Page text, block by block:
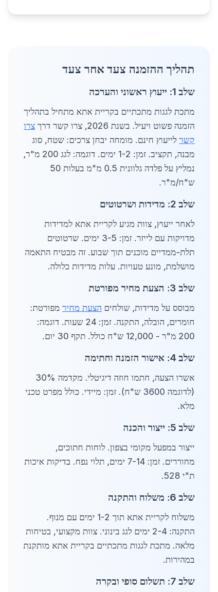
תהליך ההזמנה צעד אחר צעד
שלב 1: ייעוץ ראשוני והערכה
מתכת לגגות מתכתיים בקריית אתא מתחיל בתהליך
הזמנה פשוט ויעיל. בשנת 2026, צרו קשר דרך
צרו
קשר לייעוץ חינם. מומחה יבחן צרכים: שטח, סוג
מבנה, תקציב. זמן: 1-2 ימים. דוגמה: לגג 200 מ"ר,
נמליץ על פלדה גלוונית 0.5 מ"מ בעלות 50
ש"ח/מ"ר.
שלב 2: מדידות ושרטוטים
לאחר ייעוץ, צוות מגיע לקריית אתא למדידות
מדויקות עם לייזר. זמן: 3-5 ימים. שרטוטים
תלת-ממדיים מוכנים תוך שבוע. זה מבטיח התאמה
מושלמת, מונע טעויות. עלות מדידות כלולה.
שלב 3: הצעת מחיר מפורטת
מבוסס על מדידות, שולחים הצעת מחיר מפורטת:
חומרים, הובלה, התקנה. זמן: 24 שעות. דוגמה:
200 מ"ר - 12,000 ש"ח כולל. תקף 30 יום.
שלב 4: אישור הזמנה וחתימה
אשרו הצעה, חתמו חוזה דיגיטלי. מקדמה 30%
(לדוגמה 3600 ש"ח). זמן: מיידי. כולל מפרט טכני
מלא.
שלב 5: ייצור והכנה
ייצור במפעל מקומי בצפון. לוחות חתוכים,
מחוררים. זמן: 7-14 ימים, תלוי נפח. בדיקות איכות
ת"י 528.
שלב 6: משלוח והתקנה
משלוח לקריית אתא תוך 1-2 ימים עם מנוף.
התקנה: 2-4 ימים לגג בינוני. צוות מקצועי, בטיחות
מלאה. מתכת לגגות מתכתיים בקריית אתא מותקנת
במהירות.
שלב 7: תשלום סופי ובקרה